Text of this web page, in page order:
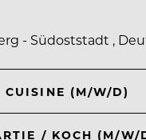
- Südoststadt ,
CUISINE (M/W/D)
/ KOCH (M/W/